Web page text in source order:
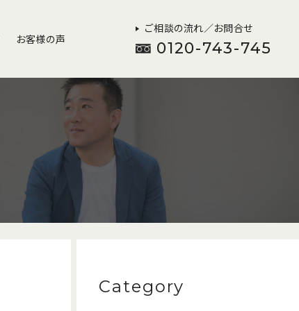
お客様の声
ご相談の流れ／お問合せ
0120-743-745
Category